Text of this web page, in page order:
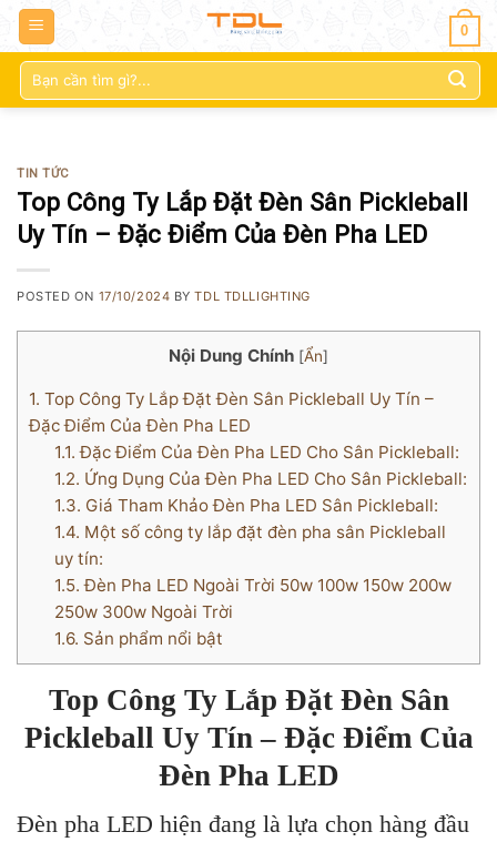
0
Tìm
kiếm:
TIN TỨC
Top Công Ty Lắp Đặt Đèn Sân Pickleball
Uy Tín – Đặc Điểm Của Đèn Pha LED
POSTED ON 17/10/2024 BYTDL TDLLIGHTING
Nội Dung Chính [Ẩn]
1. Top Công Ty Lắp Đặt Đèn Sân Pickleball Uy Tín –
Đặc Điểm Của Đèn Pha LED
1.1. Đặc Điểm Của Đèn Pha LED Cho Sân Pickleball:
1.2. Ứng Dụng Của Đèn Pha LED Cho Sân Pickleball:
1.3. Giá Tham Khảo Đèn Pha LED Sân Pickleball:
1.4. Một số công ty lắp đặt đèn pha sân Pickleball
uy tín:
1.5. Đèn Pha LED Ngoài Trời 50w 100w 150w 200w
250w 300w Ngoài Trời
1.6. Sản phẩm nổi bật
Top Công Ty Lắp Đặt Đèn Sân
Pickleball Uy Tín – Đặc Điểm Của
Đèn Pha LED
Đèn pha LED hiện đang là lựa chọn hàng đầu